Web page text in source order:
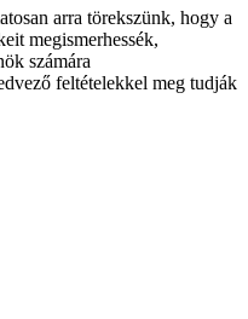
arra törekszünk, hogy a
megismerhessék,
számára
feltételekkel meg tudják